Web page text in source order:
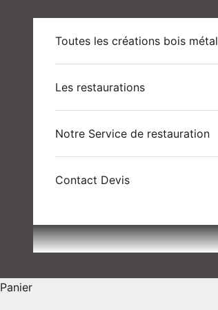
Toutes les créations bois métal
Les restaurations
Notre Service de restauration
Contact Devis
Panier